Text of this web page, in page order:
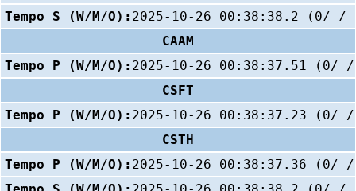
Tempo S (W/M/O): 2025-10-26 00:38:38.2 (0/ /
CAAM
Tempo P (W/M/O): 2025-10-26 00:38:37.51 (0/
CSFT
Tempo P (W/M/O): 2025-10-26 00:38:37.23 (0/
CSTH
Tempo P (W/M/O): 2025-10-26 00:38:37.36 (0/